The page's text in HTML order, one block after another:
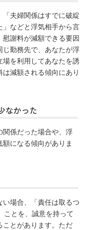
「夫婦関係はすでに破綻
」などと浮気相手から言
謝料が減額できる要因
じ勤務先で、あなたが浮
場を利用してあなたを誘
減額される傾向にあり
なかった
関係だった場合や、浮
になる傾向がありま
場合、「責任は取るつ
ことを、誠意を持って
ことがあります。ただ